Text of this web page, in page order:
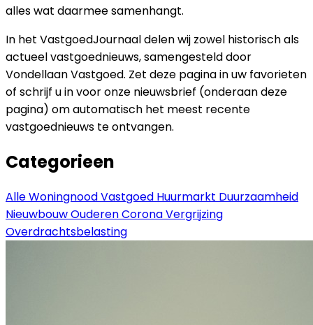
alles wat daarmee samenhangt.
In het VastgoedJournaal delen wij zowel historisch als
actueel vastgoednieuws, samengesteld door
Vondellaan Vastgoed. Zet deze pagina in uw favorieten
of schrijf u in voor onze nieuwsbrief (onderaan deze
pagina) om automatisch het meest recente
vastgoednieuws te ontvangen.
Categorieen
AlleWoningnoodVastgoed Huurmarkt Duurzaamheid
NieuwbouwOuderenCoronaVergrijzing
Overdrachtsbelasting